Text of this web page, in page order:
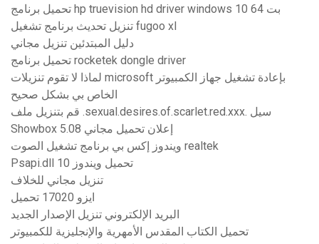
تحميل برنامج hp truevision hd driver windows 10 64 بت
تنزيل تحديث برنامج تشغيل fugoo xl
دليل المبتدئين تنزيل مجاني
تحميل برنامج rocketek dongle driver
لماذا لا تقوم تنزيلات microsoft بإعادة تشغيل جهاز الكمبيوتر
الخاص بي بشكل صحيح
قم بتنزيل ملف .sexual.desires.of.scarlet.red.xxx. سيل
Showbox 5.08 إعلان تحميل مجاني
ويندوز إكس بي برنامج تشغيل الصوت realtek
Psapi.dll تحميل ويندوز 10
تنزيل مجاني للخلاف
ايزو 17020 تحميل
البريد الإلكتروني تنزيل الإصدار الجديد
تحميل الكتاب المقدس الأمهرية والإنجليزية للكمبيوتر